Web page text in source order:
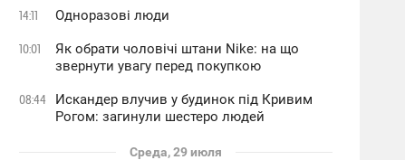
14:11 Одноразові люди
10:01
Як обрати чоловічі штани Nike: на що
звернути увагу перед покупкою
08:44
Искандер влучив у будинок під Кривим
Рогом: загинули шестеро людей
Среда, 29 июля